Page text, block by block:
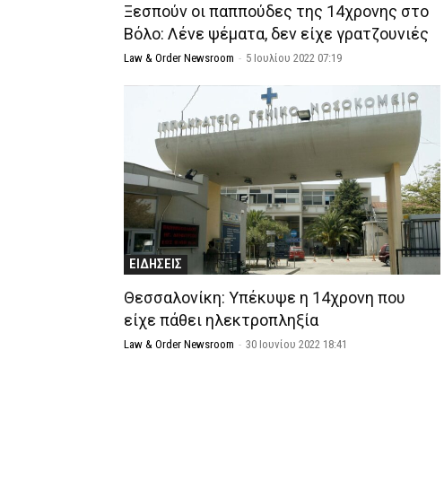
Ξεσπούν οι παππούδες της 14χρονης στο
Βόλο: Λένε ψέματα, δεν είχε γρατζουνιές
Law & Order Newsroom - 5 Ιουλίου 2022 07:19
ΕΙΔΗΣΕΙΣ
Θεσσαλονίκη: Υπέκυψε η 14χρονη που
είχε πάθει ηλεκτροπληξία
Law & Order Newsroom - 30 Ιουνίου 2022 18:41